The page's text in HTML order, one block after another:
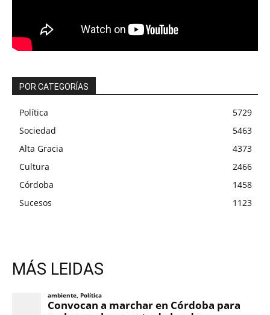
POR CATEGORÍAS
Política
5729
Sociedad
5463
Alta Gracia
4373
Cultura
2466
Córdoba
1458
Sucesos
1123
MÁS LEIDAS